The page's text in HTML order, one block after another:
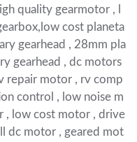
quality gearmotor , l
cost planeta
gearhead , 28mm pla
gearhead , dc motors
repair motor , rv comp
control , low noise m
, low cost motor , drive
dc motor , geared mot